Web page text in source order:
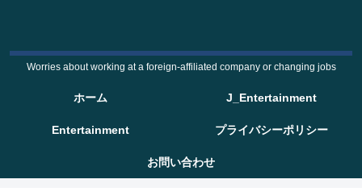
Worries about working at a foreign-affiliated company or changing jobs
ホーム J_Entertainment
Entertainment プライバシーポリシー
お問い合わせ